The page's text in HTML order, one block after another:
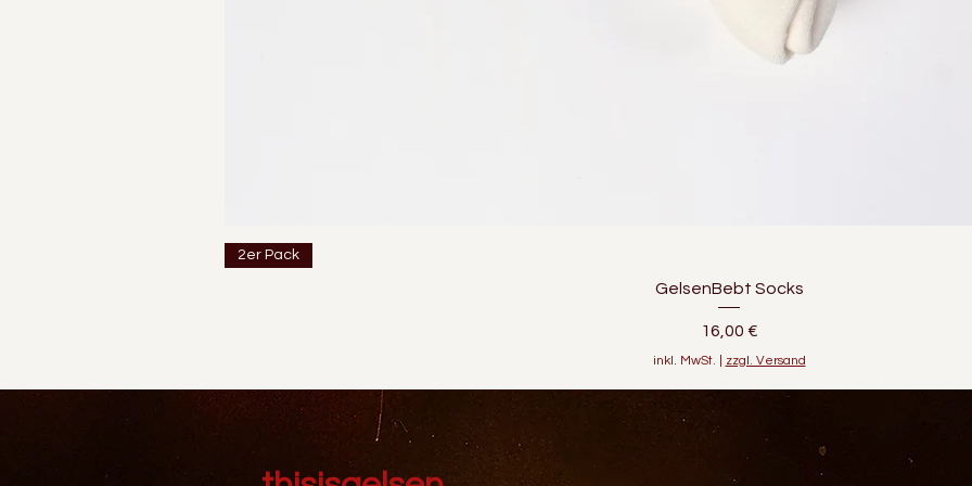
2er Pack
GelsenBebt Socks
Preis
16,00 €
inkl. MwSt. zzgl. Versand